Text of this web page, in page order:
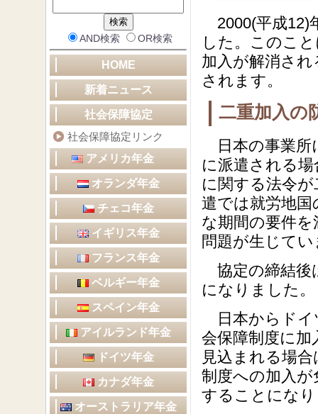
2000(平成12)
した。このこ
加入が解消さ
されます。
二重加入の
日本の事業所
に派遣される
に関する法令
遣では就労地
な期間の要件
問題が生じて
協定の締結後
になりました。
日本からドイ
会保障制度に
見込まれる場
制度への加入
することにな
AND検索 OR検索
HOME
新着ニュース
社会保障協定
社会保障協定リンク
アメリカ年金
オランダ年金
チェコ年金
イギリス年金
フランス年金
ベルギー年金
スペイン年金
アイルランド年金
ドイツ年金
カナダ年金
オーストラリア年金